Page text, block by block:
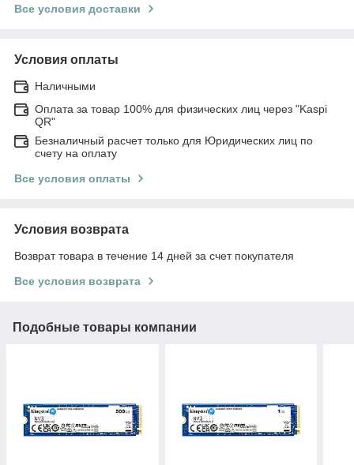
Все условия доставки
Условия оплаты
Наличными
Оплата за товар 100% для физических лиц через "Kaspi
QR"
Безналичный расчет только для Юридических лиц по
счету на оплату
Все условия оплаты
Условия возврата
Возврат товара в течение 14 дней за счет покупателя
Все условия возврата
Подобные товары компании